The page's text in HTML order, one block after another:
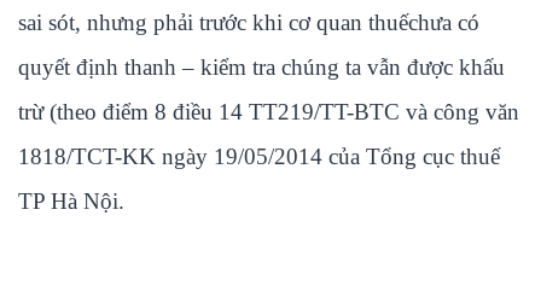
sai sót, nhưng phải trước khi cơ quan thuếchưa có
quyết định thanh – kiểm tra chúng ta vẫn được khấu
trừ (theo điểm 8 điều 14 TT219/TT-BTC và công văn
1818/TCT-KK ngày 19/05/2014 của Tổng cục thuế
TP Hà Nội.